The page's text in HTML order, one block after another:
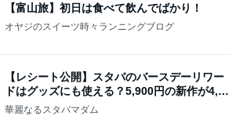
【富山旅】初日は食べて飲んでばかり！
オヤジのスイーツ時々ランニングブログ
【レシート公開】スタバのバースデーリワー
ドはグッズにも使える？5,900円の新作が4,88
1円に
華麗なるスタバマダム